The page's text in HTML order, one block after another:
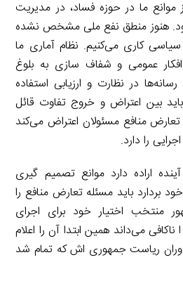
موانع ما در حوزه فساد، در مدیریت
برابر می‌شود. هنوز منطق نفع ملی مشخص نشده
کاری می‌کنیم. نظام آماری ما
عمومی و شفاف سازی به بلوغ
در نظارت و ارزیابی استفاده
بین اعتراض و خروج تفاوت قائل
منافع مسئولان اعتراض می‌کند
را دارد.
اراده دارد موانع تصمیم گیری
بردارد باید مسئله تعارض منافع را
منتخب اختیار خود برای اجرای
می‌داند همین ابتدا آن را اعلام
ریاست جمهوری اش که تمام شد